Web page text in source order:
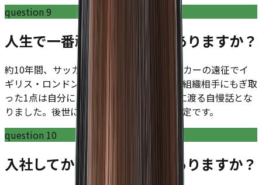
question 9
人生で一番頑張ったことはありますか？
約10年間、サッカーを続けてました。サッカーの遠征でイ
ギリス・ロンドンに行った際にプロの下部組織相手にもぎ取
った1点は自分にとって唯一無二の、生涯に渡る自慢話とな
りました。後世に語り継がれる事となる予定です。
question 10
入社してからのギャップはありますか？